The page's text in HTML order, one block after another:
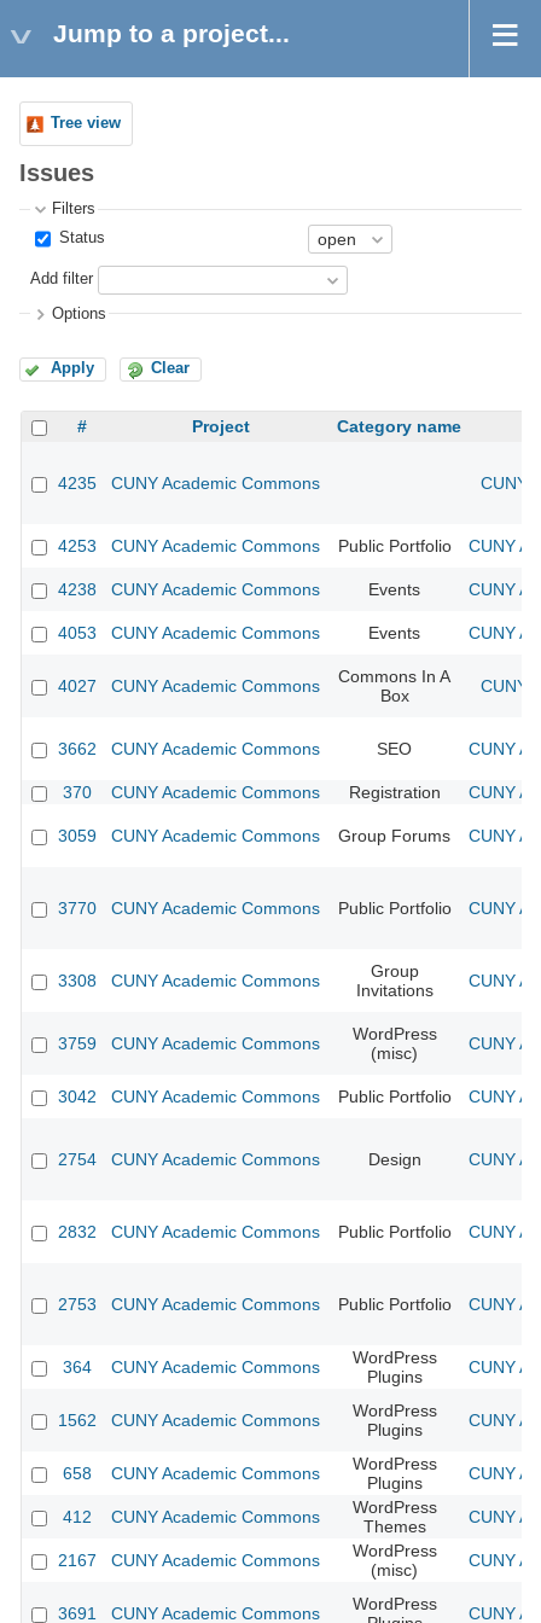
Jump to a project...
Tree view
Issues
Filters
Status
Add filter
Options
Apply Clear
# Project Category name
4235 CUNY Academic Commons CUNY
4253 CUNY Academic Commons Public Portfolio CUNY
4238 CUNY Academic Commons Events CUNY
4053 CUNY Academic Commons Events CUNY
4027 CUNY Academic Commons
Commons In A
Box
CUNY
3662 CUNY Academic Commons SEO CUNY
370 CUNY Academic Commons Registration CUNY
3059 CUNY Academic Commons Group Forums CUNY
3770 CUNY Academic Commons Public Portfolio CUNY
3308 CUNY Academic Commons
Group
Invitations
CUNY
3759 CUNY Academic Commons
WordPress
(misc)
CUNY
3042 CUNY Academic Commons Public Portfolio CUNY
2754 CUNY Academic Commons Design CUNY
2832 CUNY Academic Commons Public Portfolio CUNY
2753 CUNY Academic Commons Public Portfolio CUNY
364 CUNY Academic Commons
WordPress
Plugins
CUNY
1562 CUNY Academic Commons
WordPress
Plugins
CUNY
658 CUNY Academic Commons
WordPress
Plugins
CUNY
412 CUNY Academic Commons
WordPress
Themes
CUNY
2167 CUNY Academic Commons
WordPress
(misc)
CUNY
3691 CUNY Academic Commons
WordPress
CUNY